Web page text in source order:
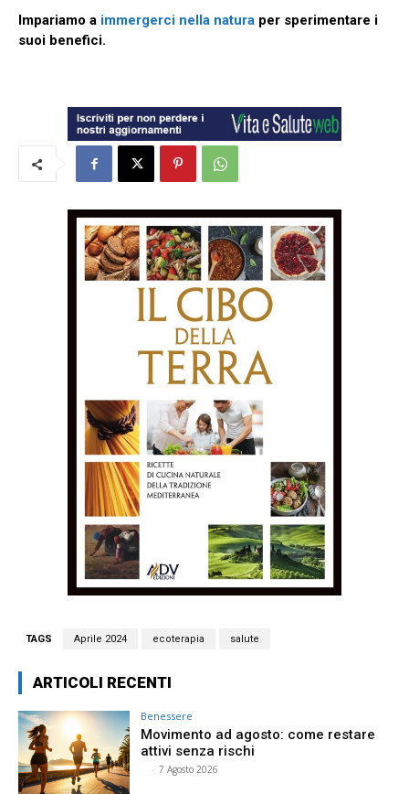
Impariamo a immergerci nella natura per sperimentare i
suoi benefici.
TAGS Aprile 2024 ecoterapia salute
ARTICOLI RECENTI
Benessere
Movimento ad agosto: come restare
attivi senza rischi
- 7 Agosto 2026